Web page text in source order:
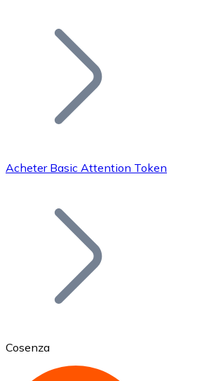
Ajoutez le token de votre projet
Bitcoin
Acheter Basic Attention Token
Cosenza